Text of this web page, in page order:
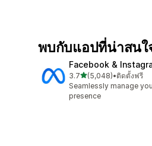
พบกับแอปที่น่าสนใ
Facebook &
3.7เต็ม 5 ดาว
(5,048)
ทั้งหมด 5048 รีวิว
•ติดตั้งฟรี
Seamlessly manage
presence